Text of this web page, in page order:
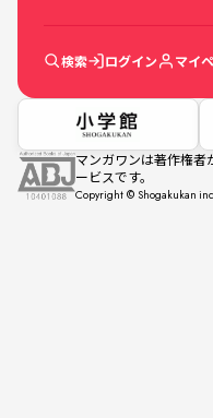
検索 ログイン マイ
マンガワンは著作権者
ービスです。
Copyright © Shogakukan